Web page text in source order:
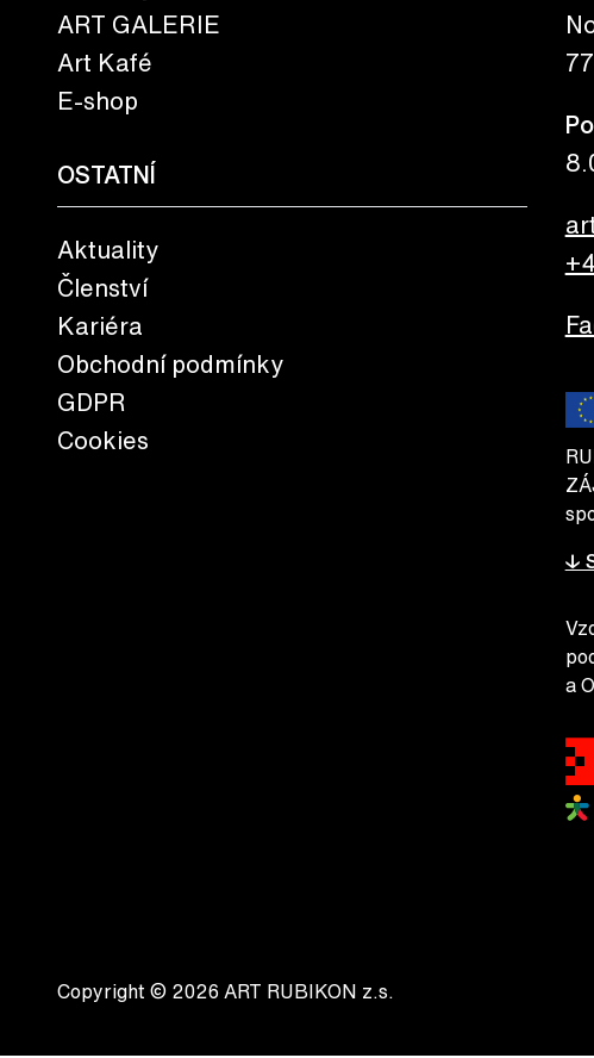
ART GALERIE
Art Kafé
E-shop
OSTATNÍ
Aktuality
Členství
Kariéra
Obchodní podmínky
GDPR
Cookies
↓
a
Copyright © 2026 ART RUBIKON z.s.